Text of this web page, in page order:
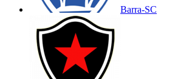
Barra-SC